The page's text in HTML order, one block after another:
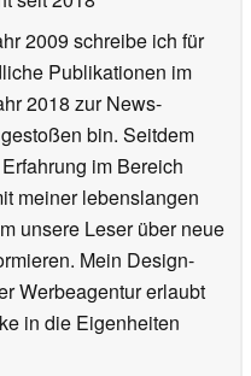
2009 schreibe ich für
Publikationen im
2018 zur News-
bin. Seitdem
im Bereich
meiner lebenslangen
unsere Leser über neue
Mein Design-
Werbeagentur erlaubt
in die Eigenheiten